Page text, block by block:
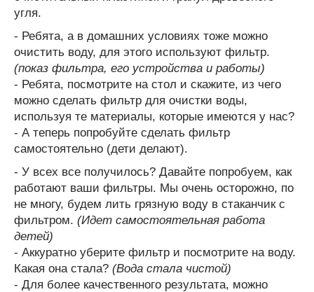
угля.
- Ребята, а в домашних условиях тоже можно
очистить воду, для этого используют фильтр.
(показ фильтра, его устройства и работы)
- Ребята, посмотрите на стол и скажите, из чего
можно сделать фильтр для очистки воды,
используя те материалы, которые имеются у нас?
- А теперь попробуйте сделать фильтр
самостоятельно (дети делают).
- У всех все получилось? Давайте попробуем, как
работают ваши фильтры. Мы очень осторожно, по
не многу, будем лить грязную воду в стаканчик с
фильтром. (Идет самостоятельная работа
детей)
- Аккуратно уберите фильтр и посмотрите на воду.
Какая она стала? (Вода стала чистой)
- Для более качественного результата, можно